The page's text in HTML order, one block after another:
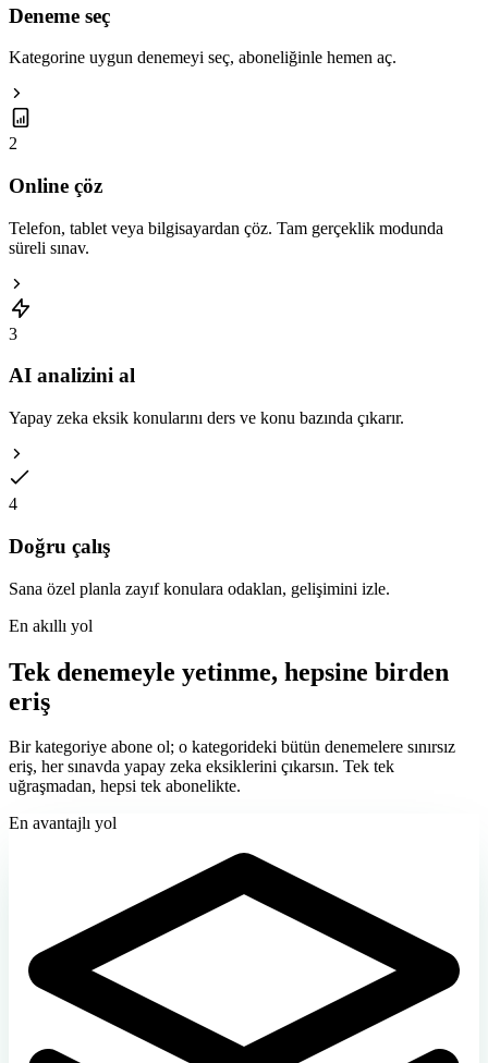
Deneme seç
Kategorine uygun denemeyi seç, aboneliğinle hemen aç.
2
Online çöz
Telefon, tablet veya bilgisayardan çöz. Tam gerçeklik modunda
süreli sınav.
3
AI analizini al
Yapay zeka eksik konularını ders ve konu bazında çıkarır.
4
Doğru çalış
Sana özel planla zayıf konulara odaklan, gelişimini izle.
En akıllı yol
Tek denemeyle yetinme, hepsine birden
eriş
Bir kategoriye abone ol; o kategorideki bütün denemelere sınırsız
eriş, her sınavda yapay zeka eksiklerini çıkarsın. Tek tek
uğraşmadan, hepsi tek abonelikte.
En avantajlı yol